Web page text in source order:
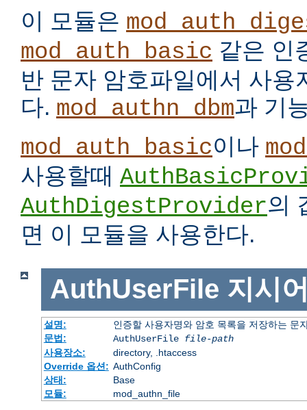
이 모듈은
mod_auth_basic 같은 인
반 문자 암호파일에서 사용
다. mod_authn_dbm과 기
mod_auth_basic이나
사용할때
AuthDigestProvider의
면 이 모듈을 사용한다.
AuthUserFile 지시
설명:
인증할 사용자명와 암호 목록을 저장하는 문
문법:
AuthUserFile file-path
사용장소:
directory, .htaccess
Override 옵션: AuthConfig
상태:
Base
모듈:
mod_authn_file